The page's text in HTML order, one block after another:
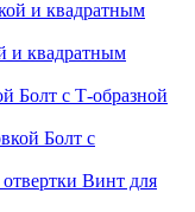
и квадратным
Болт с Т-образной
Болт с
Винт для